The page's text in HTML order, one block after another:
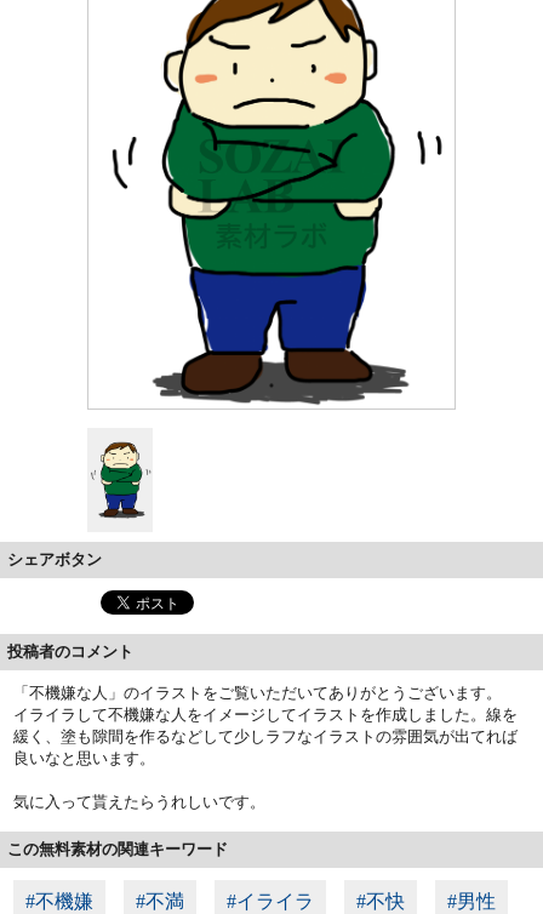
シェアボタン
投稿者のコメント
「不機嫌な人」のイラストをご覧いただいてありがとうございます。
イライラして不機嫌な人をイメージしてイラストを作成しました。線を
緩く、塗も隙間を作るなどして少しラフなイラストの雰囲気が出てれば
良いなと思います。
気に入って貰えたらうれしいです。
この無料素材の関連キーワード
#不機嫌 #不満 #イライラ #不快 #男性